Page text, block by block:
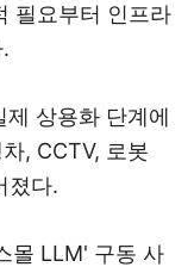
필요부터 인프라
상용화 단계에
, CCTV, 로봇
졌다.
몰 LLM' 구동 사